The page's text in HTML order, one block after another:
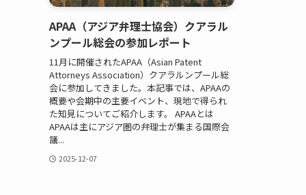
APAA（アジア弁理士協会）クアラル
ンプール総会の参加レポート
11月に開催されたAPAA（Asian Patent
Attorneys Association）クアラルンプール総
会に参加してきました。本記事では、APAAの
概要や会期中の主要イベント、現地で得られ
た知見についてご紹介します。 APAAとは
APAAは主にアジア圏の弁理士が集まる国際会
議...
2025-12-07